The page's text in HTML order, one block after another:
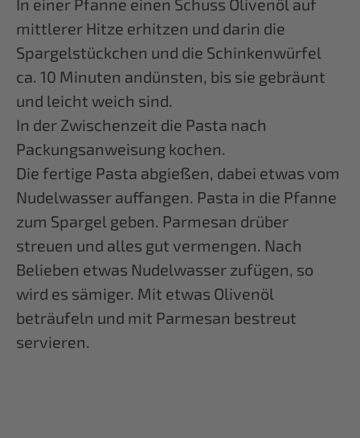
In einer Pfanne einen Schuss Olivenöl auf
mittlerer Hitze erhitzen und darin die
Spargelstückchen und die Schinkenwürfel
ca. 10 Minuten andünsten, bis sie gebräunt
und leicht weich sind.
In der Zwischenzeit die Pasta nach
Packungsanweisung kochen.
Die fertige Pasta abgießen, dabei etwas vom
Nudelwasser auffangen. Pasta in die Pfanne
zum Spargel geben. Parmesan drüber
streuen und alles gut vermengen. Nach
Belieben etwas Nudelwasser zufügen, so
wird es sämiger. Mit etwas Olivenöl
beträufeln und mit Parmesan bestreut
servieren.